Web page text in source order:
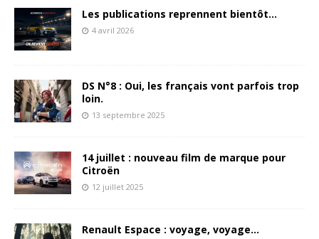
Les publications reprennent bientôt…
4 avril 2026
DS N°8 : Oui, les français vont parfois trop
loin.
13 septembre 2025
14 juillet : nouveau film de marque pour
Citroën
12 juillet 2025
Renault Espace : voyage, voyage…